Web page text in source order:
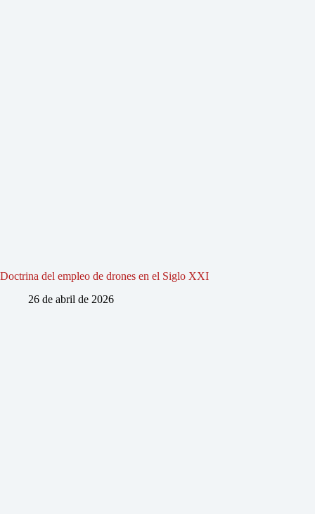
Doctrina del empleo de drones en el Siglo XXI
26 de abril de 2026